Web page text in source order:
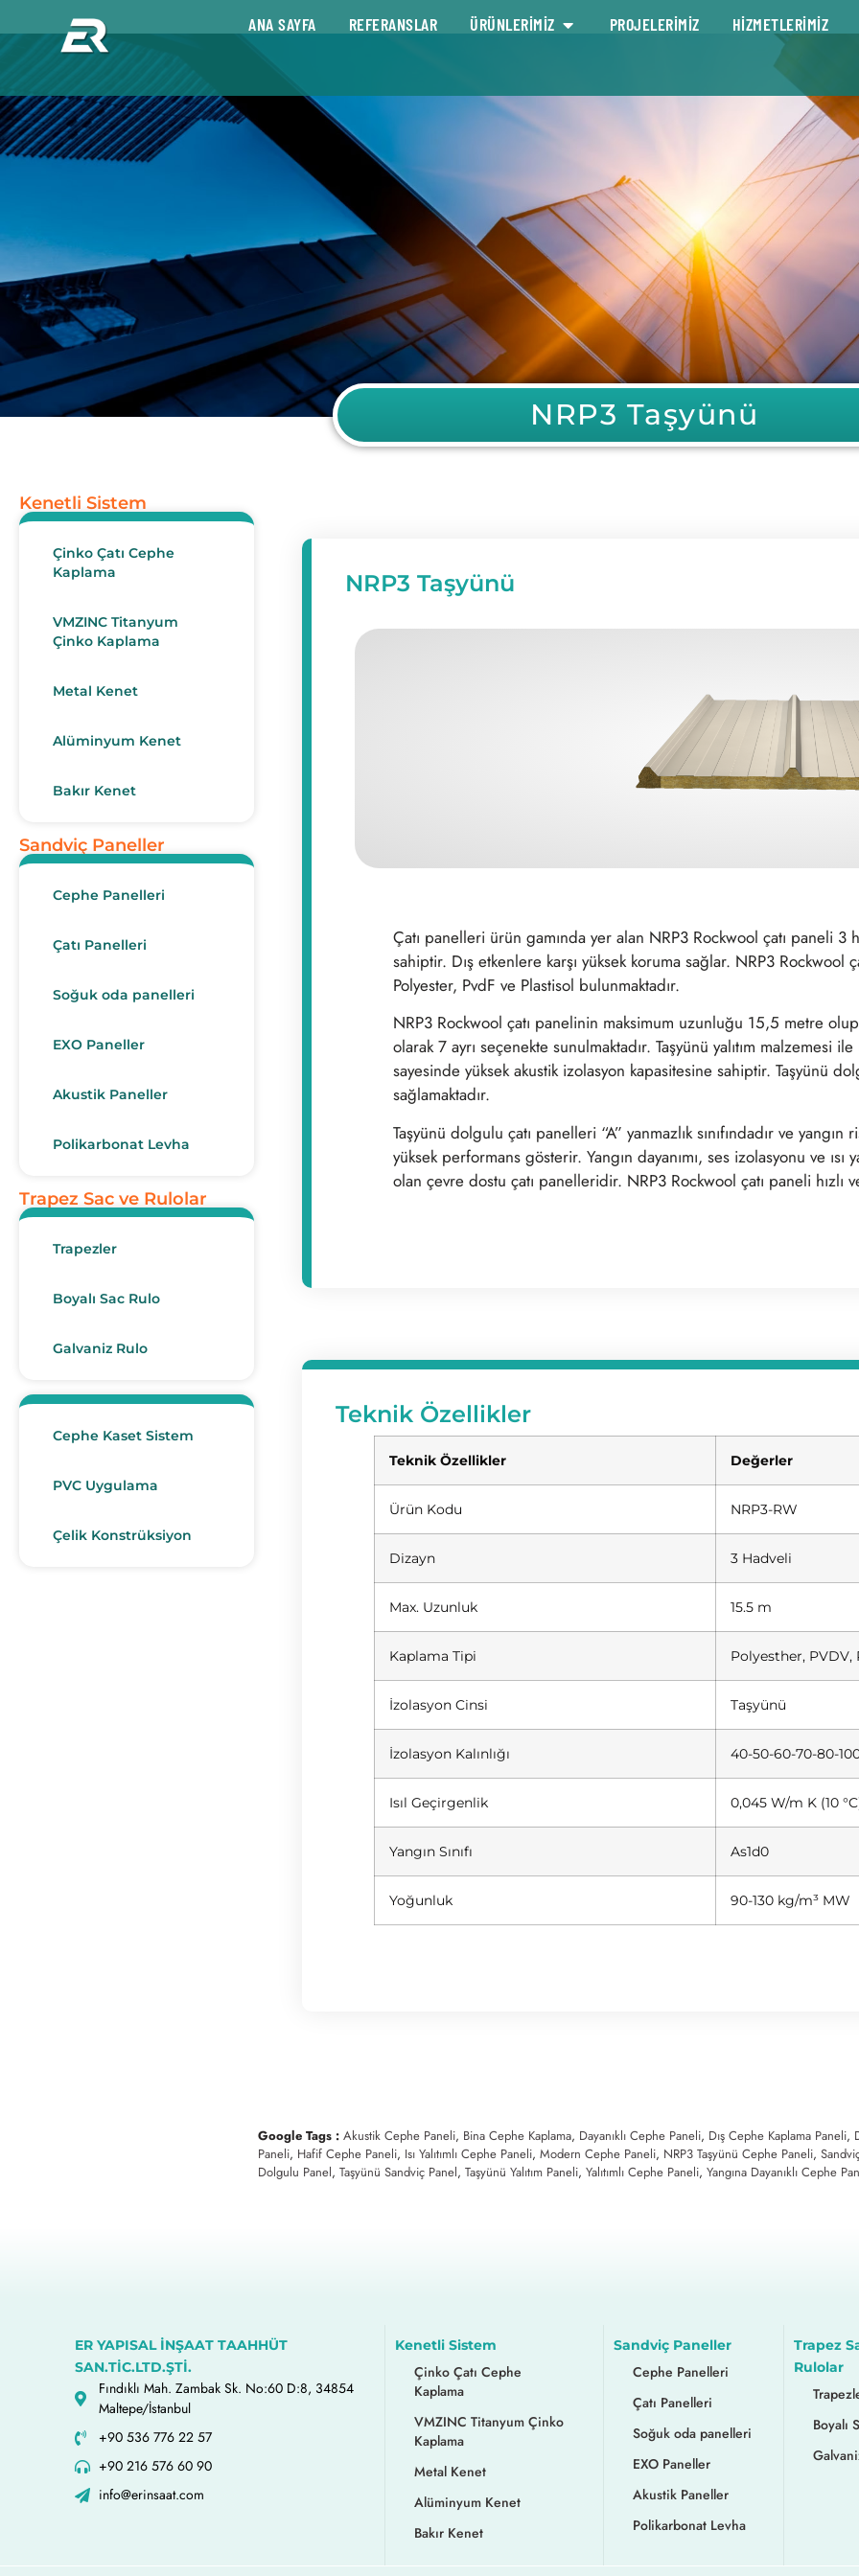
ANA SAYFA REFERANSLAR ÜRÜNLERİMİZ PROJELERİMİZ HİZMETLERİMİZ
NRP3 Taşyünü
Kenetli Sistem
Çinko Çatı Cephe
Kaplama
VMZINC Titanyum
Çinko Kaplama
Metal Kenet
Alüminyum Kenet
Bakır Kenet
Sandviç Paneller
Cephe Panelleri
Çatı Panelleri
Soğuk oda panelleri
EXO Paneller
Akustik Paneller
Polikarbonat Levha
Trapez Sac ve Rulolar
Trapezler
Boyalı Sac Rulo
Galvaniz Rulo
Cephe Kaset Sistem
PVC Uygulama
Çelik Konstrüksiyon
NRP3 Taşyünü
Çatı panelleri ürün gamında yer alan NRP3 Rockwool çatı paneli
sahiptir. Dış etkenlere karşı yüksek koruma sağlar. NRP3 Rockwool
Polyester, PvdF ve Plastisol bulunmaktadır.
NRP3 Rockwool çatı panelinin maksimum uzunluğu 15,5 metre
olarak 7 ayrı seçenekte sunulmaktadır. Taşyünü yalıtım malzemesi
sayesinde yüksek akustik izolasyon kapasitesine sahiptir. Taşyünü
sağlamaktadır.
Taşyünü dolgulu çatı panelleri “A” yanmazlık sınıfındadır ve
yüksek performans gösterir. Yangın dayanımı, ses izolasyonu ve ısı
olan çevre dostu çatı panelleridir. NRP3 Rockwool çatı paneli
Teknik Özellikler
Teknik Özellikler Değerler
Ürün Kodu NRP3-RW
Dizayn 3 Hadveli
Max. Uzunluk 15.5 m
Kaplama Tipi Polyesther, PVDV,
İzolasyon Cinsi Taşyünü
İzolasyon Kalınlığı 40-50-60-70-80-
Isıl Geçirgenlik 0,045 W/m K (10
Yangın Sınıfı As1d0
Yoğunluk 90-130 kg/m³ MW
Google Tags : Akustik Cephe Paneli, Bina Cephe Kaplama, Dayanıklı Cephe Paneli, Dış Cephe Kaplama Paneli,
Paneli, Hafif Cephe Paneli, Isı Yalıtımlı Cephe Paneli, Modern Cephe Paneli, NRP3 Taşyünü Cephe Paneli,
Dolgulu Panel, Taşyünü Sandviç Panel, Taşyünü Yalıtım Paneli, Yalıtımlı Cephe Paneli, Yangına Dayanıklı Cephe
ER YAPISAL İNŞAAT TAAHHÜT
SAN.TİC.LTD.ŞTİ.
Fındıklı Mah. Zambak Sk. No:60 D:8, 34854
Maltepe/İstanbul
+90 536 776 22 57
+90 216 576 60 90
info@erinsaat.com
Kenetli Sistem
Çinko Çatı Cephe
Kaplama
VMZINC Titanyum Çinko
Kaplama
Metal Kenet
Alüminyum Kenet
Bakır Kenet
Sandviç Paneller
Cephe Panelleri
Çatı Panelleri
Soğuk oda panelleri
EXO Paneller
Akustik Paneller
Polikarbonat Levha
Trapez
Rulolar
Boyalı